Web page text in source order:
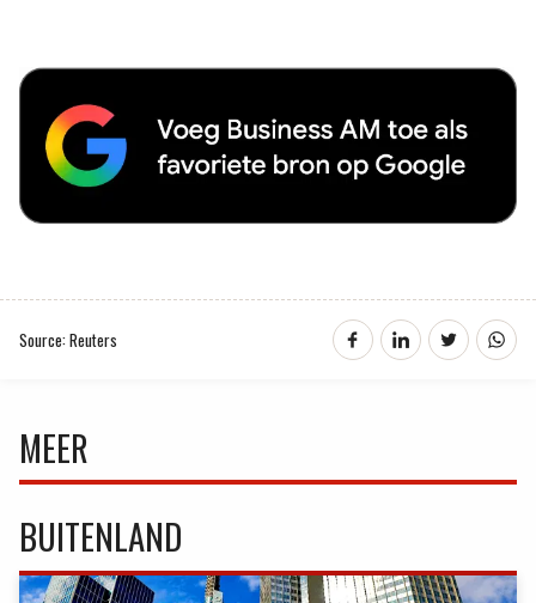
Source: Reuters
MEER
BUITENLAND